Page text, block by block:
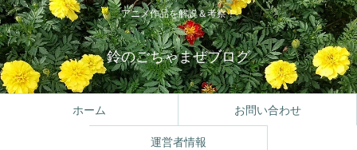
アニメ作品を解説＆考察！
鈴のごちゃまぜブログ
ホーム お問い合わせ
運営者情報